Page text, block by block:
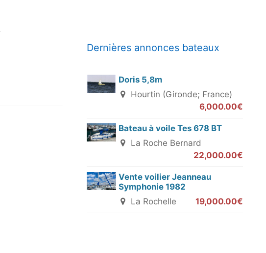
Dernières annonces bateaux
Doris 5,8m
Hourtin (Gironde; France)
6,000.00€
Bateau à voile Tes 678 BT
La Roche Bernard
22,000.00€
Vente voilier Jeanneau
Symphonie 1982
La Rochelle
19,000.00€